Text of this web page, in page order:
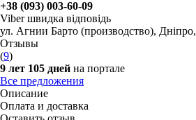
+38 (093) 003-60-09
Viber швидка відповідь
ул. Агнии Барто (производство),
Отзывы
(9)
9 лет 105 дней на портале
Все предложения
Описание
Оплата и доставка